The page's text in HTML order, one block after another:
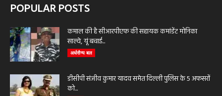
POPULAR POSTS
कमाल की है सीआरपीएफ की सहायक कमांडेंट मोनिका
साल्वे, यूं बचाई...
अर्धसैन्य बल
डीसीपी संजीव कुमार यादव समेत दिल्ली पुलिस के 5 अफसरों
को...